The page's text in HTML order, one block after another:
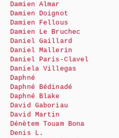
Damien Almar
Damien Doignot
Damien Fellous
Damien Le Bruchec
Daniel Gaillard
Daniel Mallerin
Daniel Paris-Clavel
Daniela Villegas
Daphné
Daphné Bédinadé
Daphné Blake
David Gaboriau
David Martin
Dénètem Touam Bona
Denis L.